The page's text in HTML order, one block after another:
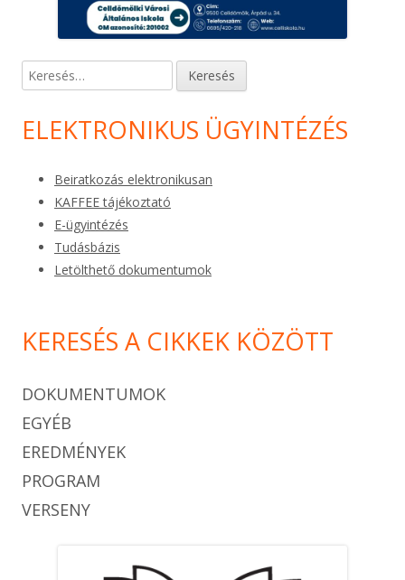
Keresés:
ELEKTRONIKUS ÜGYINTÉZÉS
Beiratkozás elektronikusan
KAFFEE tájékoztató
E-ügyintézés
Tudásbázis
Letölthető dokumentumok
KERESÉS A CIKKEK KÖZÖTT
DOKUMENTUMOK
EGYÉB
EREDMÉNYEK
PROGRAM
VERSENY